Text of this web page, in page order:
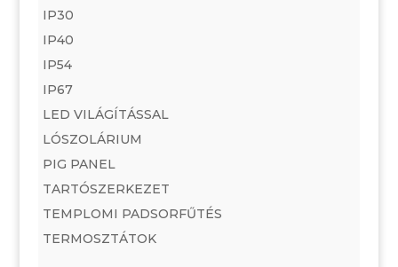
IP30
IP40
IP54
IP67
LED VILÁGÍTÁSSAL
LÓSZOLÁRIUM
PIG PANEL
TARTÓSZERKEZET
TEMPLOMI PADSORFŰTÉS
TERMOSZTÁTOK